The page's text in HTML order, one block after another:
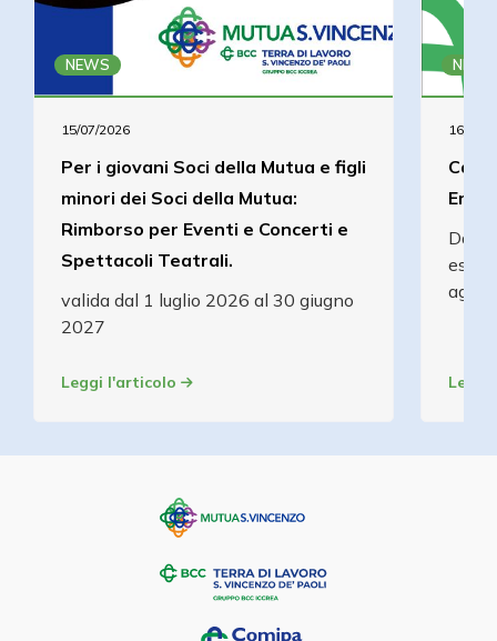
NEWS
15/07/2026
Per i giovani Soci della Mutua e figli
minori dei Soci della Mutua:
Rimborso per Eventi e Concerti e
Spettacoli Teatrali.
valida dal 1 luglio 2026 al 30 giugno
2027
Leggi l'articolo
NEWS
16/04/
Dal